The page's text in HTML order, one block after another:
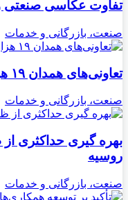
تفاوت عکاسی صنعتی
صنعت، بازرگانی و خدمات
تعاونی‌های همدان ۱۹ هزار فرصت شغلی ایجاد کرده‌اند
صنعت، بازرگانی و خدمات
بهره گیری حداکثری
روسیه
صنعت، بازرگانی و خدمات